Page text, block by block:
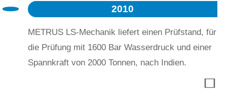
2010
METRUS LS-Mechanik liefert einen Prüfstand, für
die Prüfung mit 1600 Bar Wasserdruck und einer
Spannkraft von 2000 Tonnen, nach Indien.